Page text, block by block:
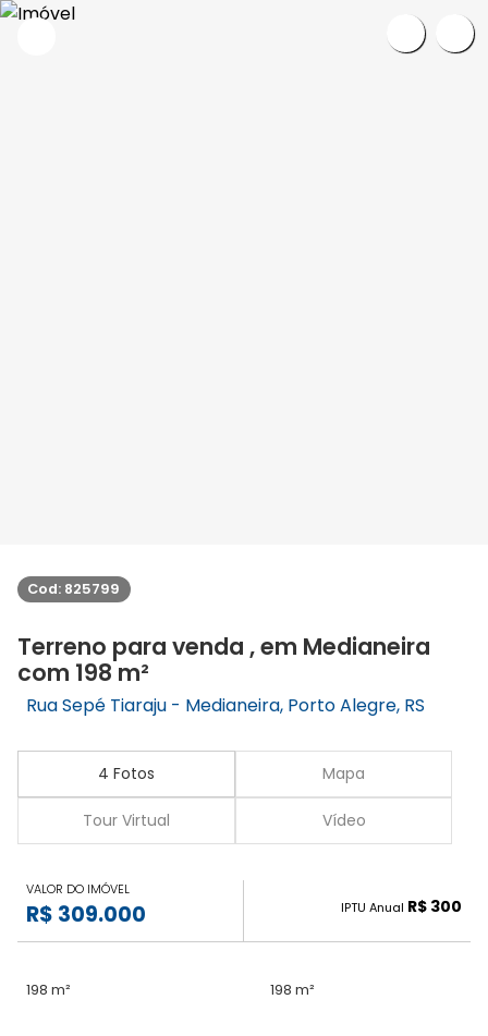
Cod: 825799
Terreno para venda , em Medianeira
com 198 m²
Rua Sepé Tiaraju - Medianeira, Porto Alegre, RS
4 Fotos Mapa
Tour Virtual Vídeo
VALOR DO IMÓVEL
R$ 309.000 IPTU Anual R$ 300
198 m² 198 m²